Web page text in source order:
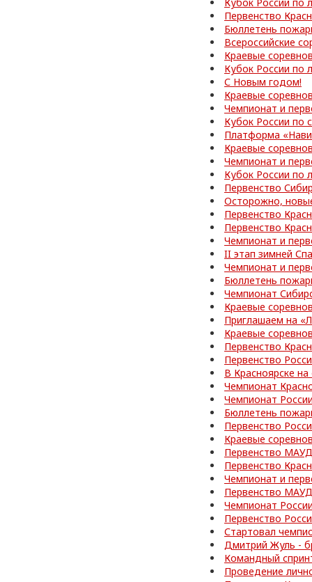
Первенство
Бюллетень
Всероссийские
Краевые
Кубок России по
С Новым годом!
Краевые
Чемпионат и
Кубок России по
Платформа
Краевые
Чемпионат и
Кубок России по
Первенство
Осторожно,
Первенство
Первенство
Чемпионат и
II этап зимней
Чемпионат и
Бюллетень
Чемпионат
Краевые
Приглашаем на
Краевые
Первенство
Первенство
В Красноярске
Чемпионат
Чемпионат
Бюллетень
Первенство
Краевые
Первенство
Первенство
Чемпионат и
Первенство
Чемпионат
Первенство
Стартовал
Дмитрий Жуль -
Командный
Проведение